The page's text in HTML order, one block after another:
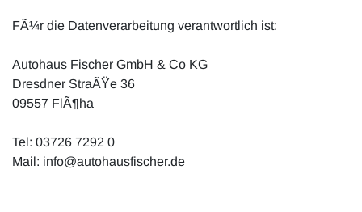
FÃ¼r die Datenverarbeitung verantwortlich ist:
Autohaus Fischer GmbH & Co KG
Dresdner StraÃŸe 36
09557 FlÃ¶ha
Tel: 03726 7292 0
Mail: info@autohausfischer.de